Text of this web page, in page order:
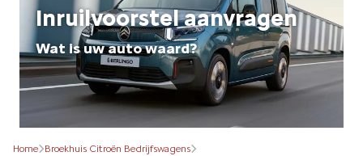
Inruilvoorstel aanvragen
Wat is uw auto waard?
Home
Broekhuis Citroën Bedrijfswagens